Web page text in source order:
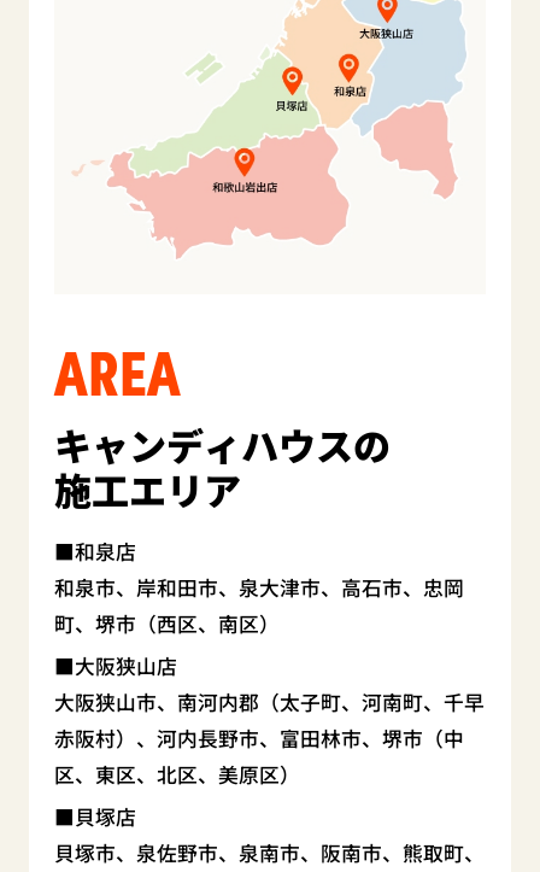
AREA
キャンディハウスの
施工エリア
和泉店
和泉市、岸和田市、泉大津市、高石市、忠岡
町、堺市（西区、南区）
大阪狭山店
大阪狭山市、南河内郡（太子町、河南町、千早
赤阪村）、河内長野市、富田林市、堺市（中
区、東区、北区、美原区）
貝塚店
貝塚市、泉佐野市、泉南市、阪南市、熊取町、